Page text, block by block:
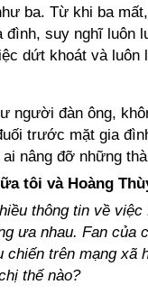
ba. Từ khi ba
đình, suy nghĩ luôn
dứt khoát và luôn
người đàn ông,
trước mặt gia
nâng đỡ những
tôi và Hoàng
thông tin về việc
ưa nhau. Fan của
chiến trên mạng xã
thế nào?